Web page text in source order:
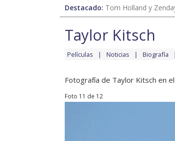
Destacado: Tom Holland y
Taylor Kitsch
Películas Noticias Biografía
Fotografía de Taylor Kitsch en el
Foto 11 de 12